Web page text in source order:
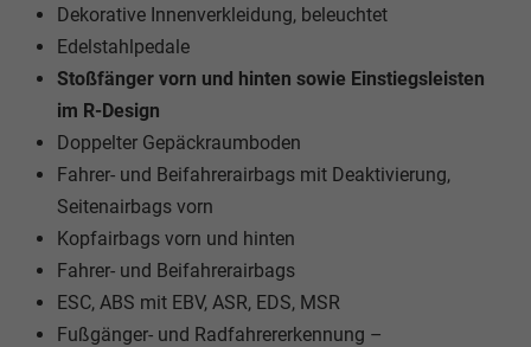
Dekorative Innenverkleidung, beleuchtet
Edelstahlpedale
Stoßfänger vorn und hinten sowie Einstiegsleisten
im R-Design
Doppelter Gepäckraumboden
Fahrer- und Beifahrerairbags mit Deaktivierung,
Seitenairbags vorn
Kopfairbags vorn und hinten
Fahrer- und Beifahrerairbags
ESC, ABS mit EBV, ASR, EDS, MSR
Fußgänger- und Radfahrererkennung –